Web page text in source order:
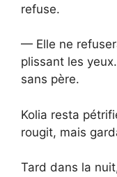
refuse.
— Elle ne
plissant les
sans père.
Kolia resta
rougit, mais
Tard dans la